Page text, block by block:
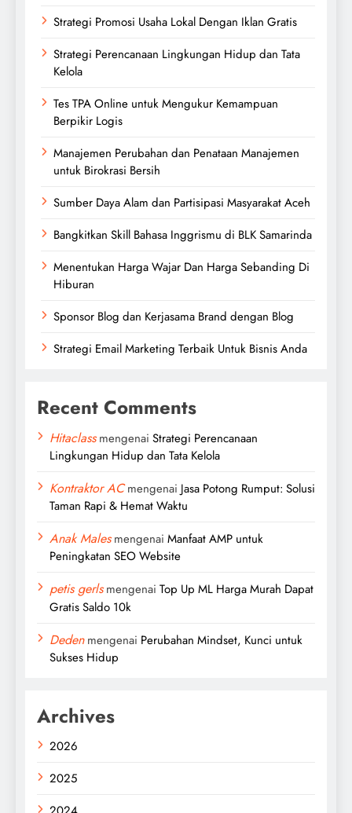
Strategi Promosi Usaha Lokal Dengan Iklan Gratis
Strategi Perencanaan Lingkungan Hidup dan Tata
Kelola
Tes TPA Online untuk Mengukur Kemampuan
Berpikir Logis
Manajemen Perubahan dan Penataan Manajemen
untuk Birokrasi Bersih
Sumber Daya Alam dan Partisipasi Masyarakat Aceh
Bangkitkan Skill Bahasa Inggrismu di BLK Samarinda
Menentukan Harga Wajar Dan Harga Sebanding Di
Hiburan
Sponsor Blog dan Kerjasama Brand dengan Blog
Strategi Email Marketing Terbaik Untuk Bisnis Anda
Recent Comments
Hitaclassmengenai Strategi Perencanaan
Lingkungan Hidup dan Tata Kelola
Kontraktor ACmengenai Jasa Potong Rumput: Solusi
Taman Rapi & Hemat Waktu
Anak Malesmengenai Manfaat AMP untuk
Peningkatan SEO Website
petis gerlsmengenai Top Up ML Harga Murah Dapat
Gratis Saldo 10k
Dedenmengenai Perubahan Mindset, Kunci untuk
Sukses Hidup
Archives
2026
2025